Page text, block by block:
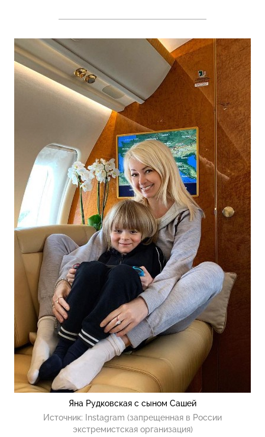
Яна Рудковская с сыном Сашей
Источник:
Instagram (запрещенная в России
экстремистская организация)